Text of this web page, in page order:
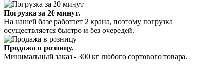
Погрузка за 20 минут.
На нашей базе работает 2 крана, поэтому погрузка
осуществляется быстро и без очередей.
Продажа в розницу.
Минимальный заказ - 300 кг любого сортового товара.